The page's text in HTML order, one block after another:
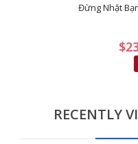
Đừng Nhặt
RECENTLY